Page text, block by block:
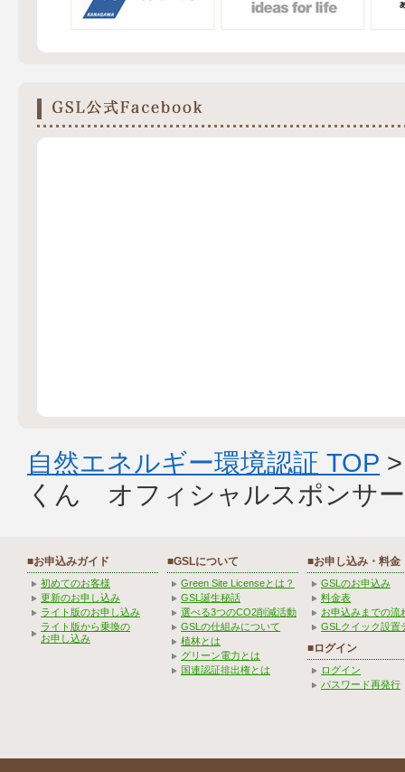
自然エネルギー環境認証 TOP
くん オフィシャルスポンサ
■お申込みガイド
初めてのお客様
更新のお申し込み
ライト版のお申し込み
ライト版から乗換の
お申し込み
■GSLについて
Green Site Licenseとは？
GSL誕生秘話
選べる3つのCO2削減活動
GSLの仕組みについて
植林とは
グリーン電力とは
国連認証排出権とは
■お申し込み・料金
GSLのお申込み
料金表
お申込みまでの流
GSLクイック設置
■ログイン
ログイン
パスワード再発行